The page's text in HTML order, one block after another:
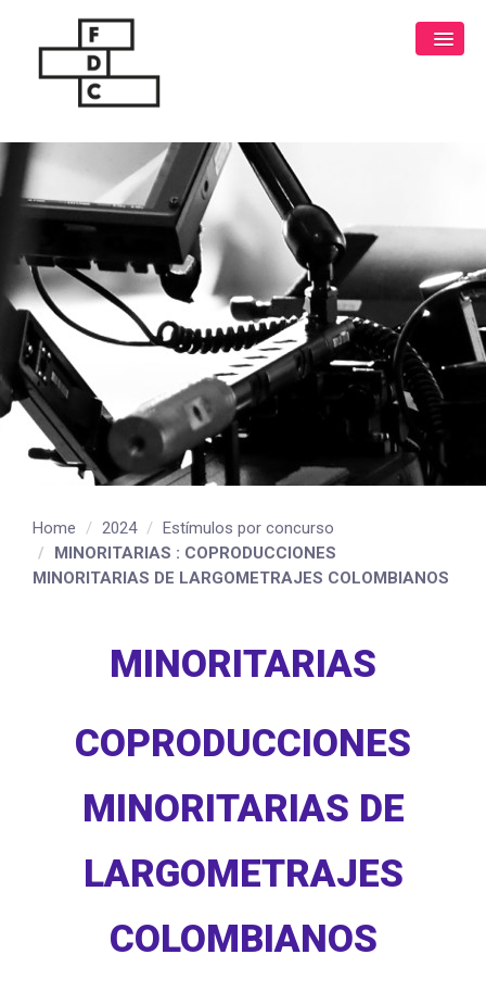
Home 2024
Estímulos por concurso
MINORITARIAS : COPRODUCCIONES
MINORITARIAS DE LARGOMETRAJES COLOMBIANOS
MINORITARIAS
COPRODUCCIONES
MINORITARIAS DE
LARGOMETRAJES
COLOMBIANOS